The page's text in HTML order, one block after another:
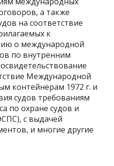
а также
на соответствие
к
о международной
по внутренним
Международной
контейнерам 1972 г. и
судов требованиям
по охране судов и
с выдачей
и многие другие